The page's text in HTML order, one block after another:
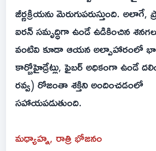
జీర్ణక్రియను మెరుగుపరుస్తుంది.
ఐరన్ సమృద్ధిగా ఉండే ఉడికించిన
వంటివి కూడా ఆయన అల్పాహారంలో
కార్బోహైడ్రేట్లు, ఫైబర్ అధికంగా ఉండే
రవ్వ) రోజంతా శక్తిని అందించడంలో
సహాయపడుతుంది.
మధ్యాహ్న, రాత్రి భోజనం